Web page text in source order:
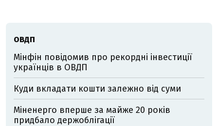
ОВДП
Мінфін повідомив про рекордні інвестиції
українців в ОВДП
Куди вкладати кошти залежно від суми
Міненерго вперше за майже 20 років
придбало держоблігації